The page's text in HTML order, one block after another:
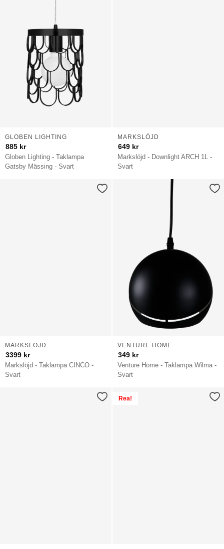
Globen Lighting - Taklampa
Gatsby Mässing - Svart
GLOBEN LIGHTING
885 kr
Markslöjd - Downlight ARCH 1L -
Svart
MARKSLÖJD
649 kr
Markslöjd - Taklampa CINCO -
Svart
MARKSLÖJD
3399 kr
Venture Home - Taklampa Wilma -
Svart
VENTURE HOME
349 kr
Rea!